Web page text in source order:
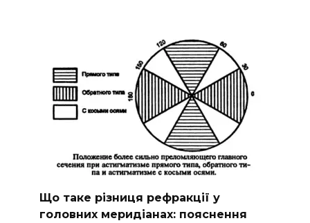
Що таке різниця рефракції у
головних меридіанах: пояснення